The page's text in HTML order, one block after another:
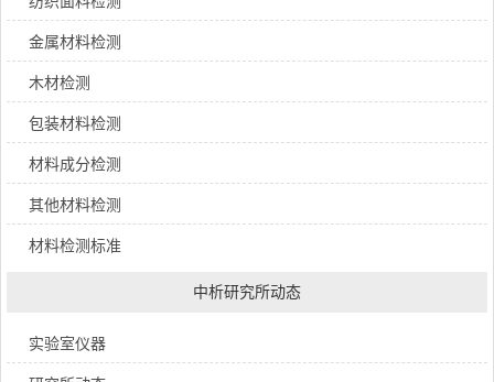
金属材料检测
木材检测
包装材料检测
材料成分检测
其他材料检测
材料检测标准
中析研究所动态
实验室仪器